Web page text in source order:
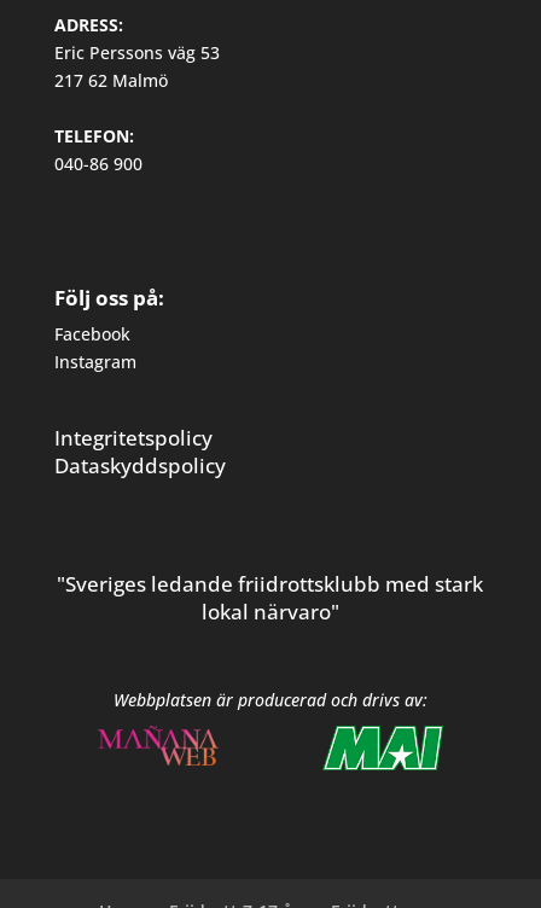
ADRESS:
Eric Perssons väg 53
217 62 Malmö
TELEFON:
040-86 900
Följ oss på:
Facebook
Instagram
Integritetspolicy
Dataskyddspolicy
"Sveriges ledande friidrottsklubb med stark
lokal närvaro"
Webbplatsen är producerad och drivs av: